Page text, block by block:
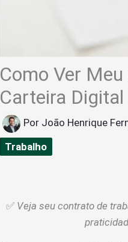
Como Ver
Carteira
Por João Henrique
Trabalho
✅ Veja seu contrato de